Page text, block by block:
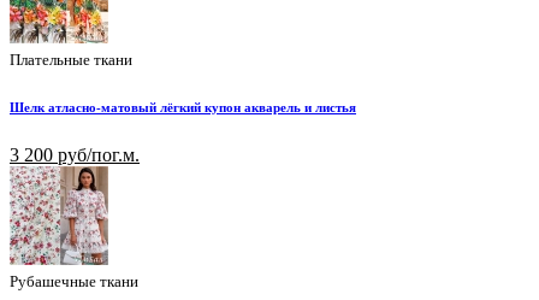
Плательные ткани
Шелк атласно-матовый лёгкий купон акварель и листья
3 200 руб/пог.м.
Рубашечные ткани